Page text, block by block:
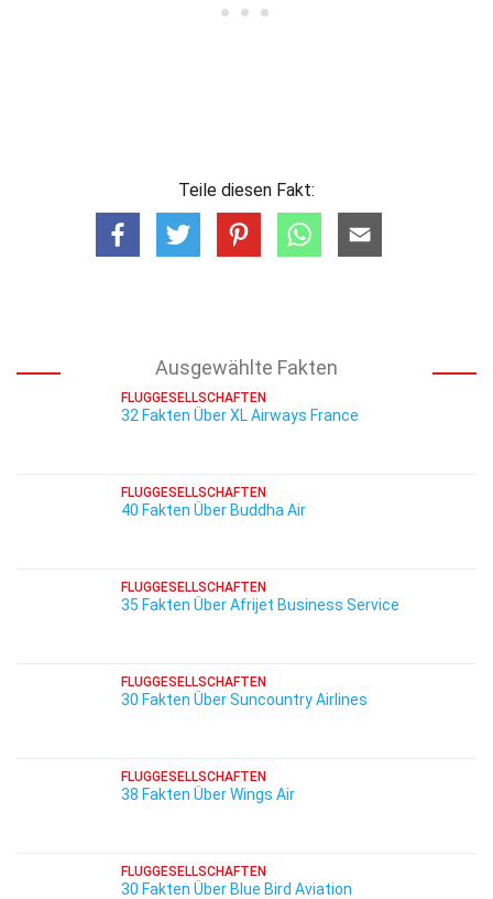
Teile diesen Fakt:
Ausgewählte Fakten
FLUGGESELLSCHAFTEN
32 Fakten Über XL Airways France
FLUGGESELLSCHAFTEN
40 Fakten Über Buddha Air
FLUGGESELLSCHAFTEN
35 Fakten Über Afrijet Business Service
FLUGGESELLSCHAFTEN
30 Fakten Über Suncountry Airlines
FLUGGESELLSCHAFTEN
38 Fakten Über Wings Air
FLUGGESELLSCHAFTEN
30 Fakten Über Blue Bird Aviation